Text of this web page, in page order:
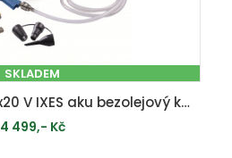
SKLADEM
C-ACT160/6-X - 2x20 V IXES aku bezolejový kompresor 6 l (bez baterie a nabíječky)
4 499,- Kč